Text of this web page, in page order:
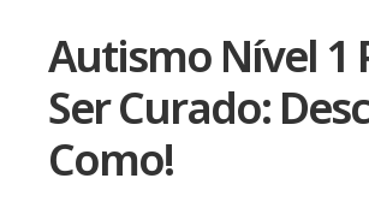
Autismo Nível 1
Ser Curado:
Como!